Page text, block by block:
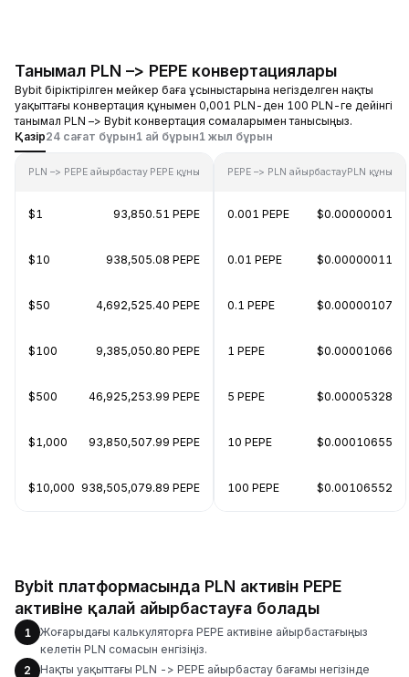
Танымал PLN –> PEPE конвертациялары
Bybit біріктірілген мейкер баға ұсыныстарына негізделген нақты
уақыттағы конвертация құнымен 0,001 PLN-ден 100 PLN-ге дейінгі
танымал PLN –> Bybit конвертация сомаларымен танысыңыз.
Қазір24 сағат бұрын1 ай бұрын1 жыл бұрын
PLN –> PEPE айырбастау PEPE құны
$1 93,850.51 PEPE
$10 938,505.08 PEPE
$50 4,692,525.40 PEPE
$100 9,385,050.80 PEPE
$500 46,925,253.99 PEPE
$1,000 93,850,507.99 PEPE
$10,000 938,505,079.89 PEPE
PEPE –> PLN айырбастауPLN құны
0.001 PEPE $0.00000001
0.01 PEPE $0.00000011
0.1 PEPE $0.00000107
1 PEPE $0.00001066
5 PEPE $0.00005328
10 PEPE $0.00010655
100 PEPE $0.00106552
Bybit платформасында PLN активін PEPE
активіне қалай айырбастауға болады
1
Жоғарыдағы калькуляторға PEPE активіне айырбастағыңыз
келетін PLN сомасын енгізіңіз.
2
Нақты уақыттағы PLN -> PEPE айырбастау бағамы негізінде